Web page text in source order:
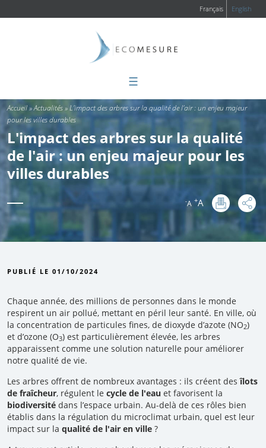
Français English
☰
Vous êtes ici
Accueil»Actualités»L'impact des arbres sur la qualité de l'air : un enjeu majeur
pour les villes durables
L'impact des arbres sur la qualité
de l'air : un enjeu majeur pour les
villes durables
-A +A
:
PUBLIÉ LE 01/10/2024
Chaque année, des millions de personnes dans le monde
respirent un air pollué, mettant en péril leur santé. En ville, où
la concentration de particules fines, de dioxyde d’azote (NO2)
et d’ozone (O3) est particulièrement élevée, les arbres
apparaissent comme une solution naturelle pour améliorer
notre qualité de vie.
Les arbres offrent de nombreux avantages : ils créent des îlots
de fraîcheur, régulent le cycle de l'eau et favorisent la
biodiversité dans l’espace urbain. Au-delà de ces rôles bien
établis dans la régulation du microclimat urbain, quel est leur
impact sur la qualité de l'air en ville ?